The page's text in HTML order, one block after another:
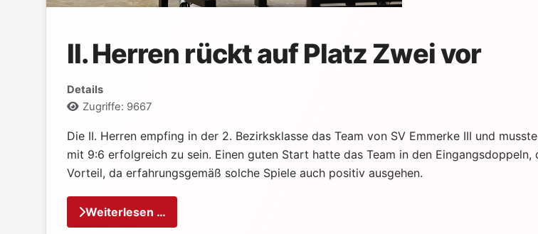
II. Herren rückt auf Platz Zwei vor
Details
Zugriffe: 9667
Die II. Herren empfing in der 2. Bezirksklasse das Team von SV Emmerke III und
mit 9:6 erfolgreich zu sein. Einen guten Start hatte das Team in den
Vorteil, da erfahrungsgemäß solche Spiele auch positiv ausgehen.
Weiterlesen …